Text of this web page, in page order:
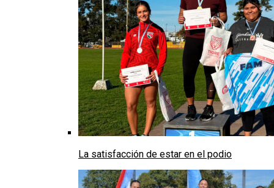
La satisfacción de estar en el podio